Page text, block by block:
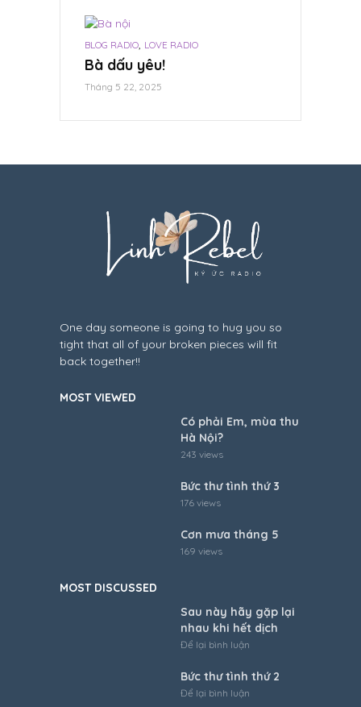
BLOG RADIO, LOVE RADIO
Bà dấu yêu!
Tháng 5 22, 2025
One day someone is going to hug you so
tight that all of your broken pieces will fit
back together!!
MOST VIEWED
Có phải Em, mùa thu
Hà Nội?
243 views
Bức thư tình thứ 3
176 views
Cơn mưa tháng 5
169 views
MOST DISCUSSED
Sau này hãy gặp lại
nhau khi hết dịch
Để lại bình luận
Bức thư tình thứ 2
Để lại bình luận